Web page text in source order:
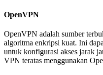
OpenVPN
OpenVPN adalah sumber
algoritma enkripsi kuat. Ini
untuk konfigurasi akses jarak
VPN teratas menggunakan